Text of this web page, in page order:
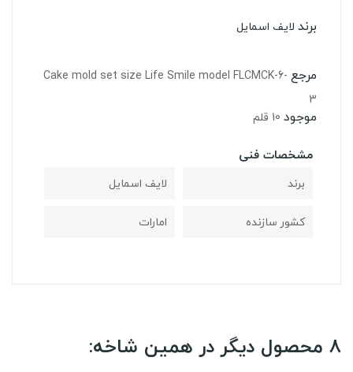
برند لایف اسمایل
مرجع Cake mold set size Life Smile model FLCMCK-6-
3
موجود 10 قلم
مشخصات فنی
برند
لایف اسمایل
کشور سازنده
امارات
8 محصول دیگر در همین شاخه: